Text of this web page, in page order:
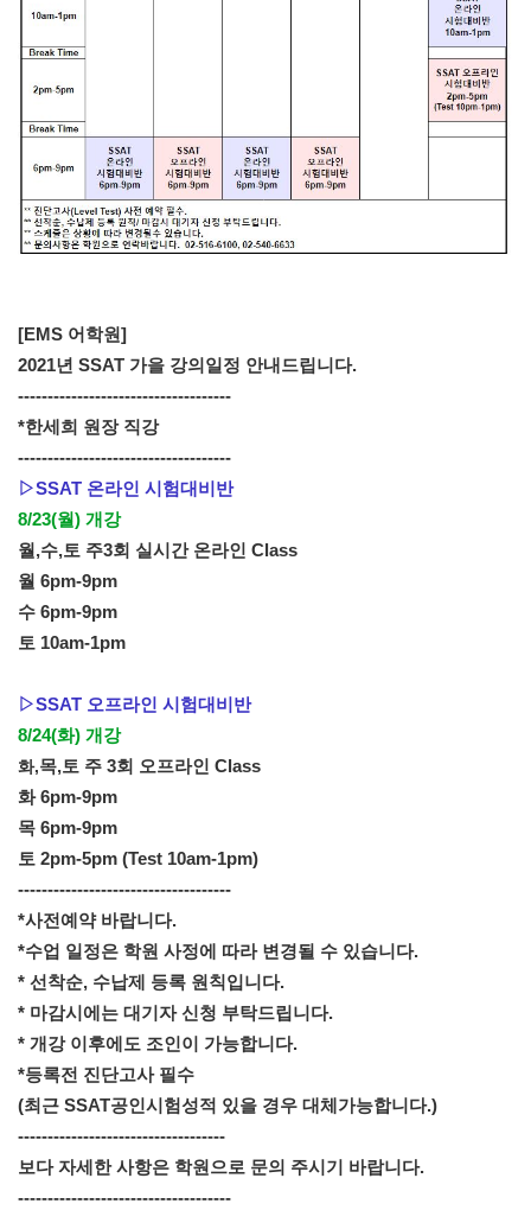
[EMS 어학원]
2021년 SSAT 가을 강의일정 안내드립니다.
------------------------------------
*한세희 원장 직강
▷SSAT 온라인 시험대비반
8/23(월) 개강
월,수,토 주3회 실시간 온라인 Class
월 6pm-9pm
수 6pm-9pm
토 10am-1pm
▷SSAT 오프라인 시험대비반
8/24(화) 개강
화,목,토 주 3회 오프라인 Class
화 6pm-9pm
목 6pm-9pm
토 2pm-5pm (Test 10am-1pm)
------------------------------------
*사전예약 바랍니다.
*수업 일정은 학원 사정에 따라 변경될 수 있습니다.
* 선착순, 수납제 등록 원칙입니다.
* 마감시에는 대기자 신청 부탁드립니다.
* 개강 이후에도 조인이 가능합니다.
*등록전 진단고사 필수
(최근 SSAT공인시험성적 있을 경우 대체가능합니다.)
-----------------------------------
보다 자세한 사항은 학원으로 문의 주시기 바랍니다.
------------------------------------